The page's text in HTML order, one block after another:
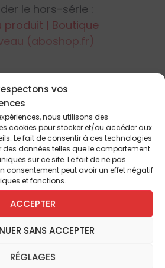
vos
nous utilisons des
cookies pour stocker et/ou accéder aux
Le fait de consentir à ces technologies
données telles que le comportement
sur ce site. Le fait de ne pas
consentement peut avoir un effet négatif
et fonctions.
ACCEPTER
SANS ACCEPTER
RÉGLAGES
le hors-série :
produit | Boutique
(aboshop.fr)
Aubry
la lettre d'information de L'Homme